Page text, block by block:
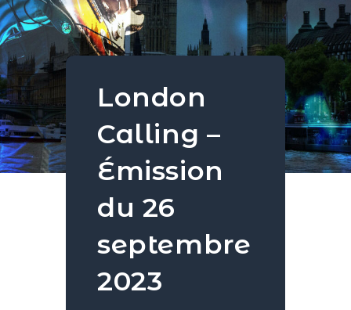
London
Calling –
Émission
du 26
septembre
2023